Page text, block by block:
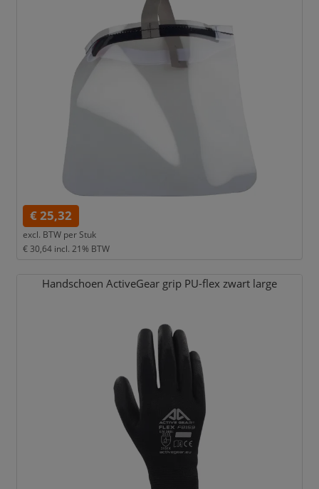
€ 25,32
excl. BTW per Stuk
€ 30,64 incl. 21% BTW
Handschoen ActiveGear grip PU-flex zwart large